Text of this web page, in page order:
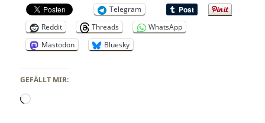
Telegram
Reddit
Threads
WhatsApp
Mastodon
Bluesky
GEFÄLLT MIR:
Wird